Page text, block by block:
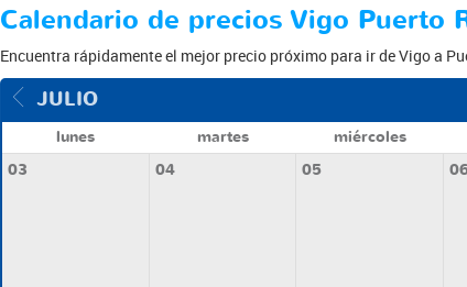
Calendario de precios Vigo Puerto
Encuentra rápidamente el mejor precio próximo para ir de Vigo a
JULIO
lunes martes miércoles
03
04 05